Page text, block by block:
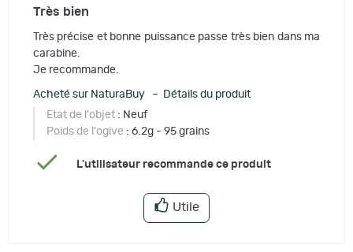
Très bien
Très précise et bonne puissance passe très bien dans ma
carabine.
Je recommande.
Acheté sur NaturaBuy – Détails du produit
Etat de l'objet : Neuf
Poids de l'ogive : 6.2g - 95 grains
L'utilisateur recommande ce produit
Utile